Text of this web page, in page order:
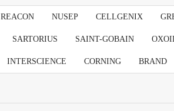
REACON NUSEP CELLGENIX
SARTORIUS SAINT-GOBAIN
INTERSCIENCE CORNING BRAND